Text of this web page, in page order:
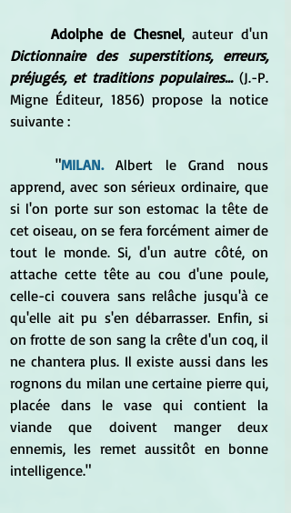
Adolphe de Chesnel
Dictionnaire des superstitions, erreurs,
préjugés, et traditions populaires... (J.-P.
Migne Éditeur, 1856) propose la notice
suivante :
	"
MILAN. Albert le Grand nous
apprend, avec son sérieux ordinaire, que
si l'on porte sur son estomac la tête de
cet oiseau, on se fera forcément aimer de
tout le monde. Si, d'un autre côté, on
attache cette tête au cou d'une poule,
celle-ci couvera sans relâche jusqu'à ce
qu'elle ait pu s'en débarrasser. Enfin, si
on frotte de son sang la crête d'un coq, il
ne chantera plus. Il existe aussi dans les
rognons du milan une certaine pierre qui,
placée dans le vase qui contient la
viande que doivent manger deux
ennemis, les remet aussitôt en bonne
intelligence."